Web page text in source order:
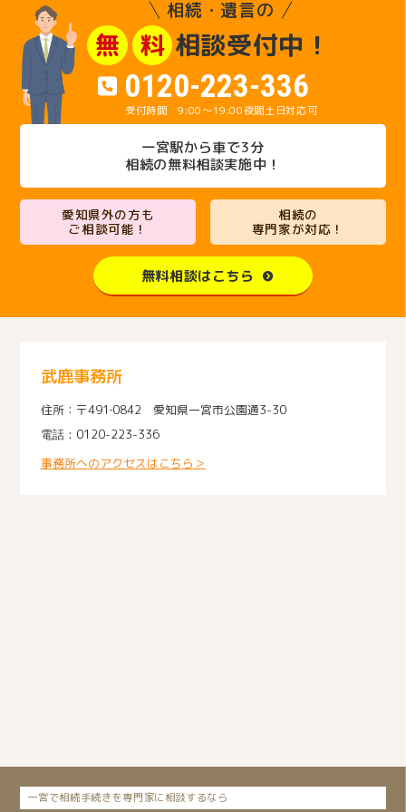
相続・遺言の
無 料 相談受付中！
0120-223-336
9:00～19:00夜間土日対応可
一宮駅から車で3分
相続の無料相談実施中！
愛知県外の方も
ご相談可能！
相続の
専門家が対応！
無料相談はこちら
武鹿事務所
〒491‐0842 愛知県一宮市公園通3-30
0120-223-336
事務所へのアクセスはこちら＞
一宮で相続手続きを専門家に相談するなら